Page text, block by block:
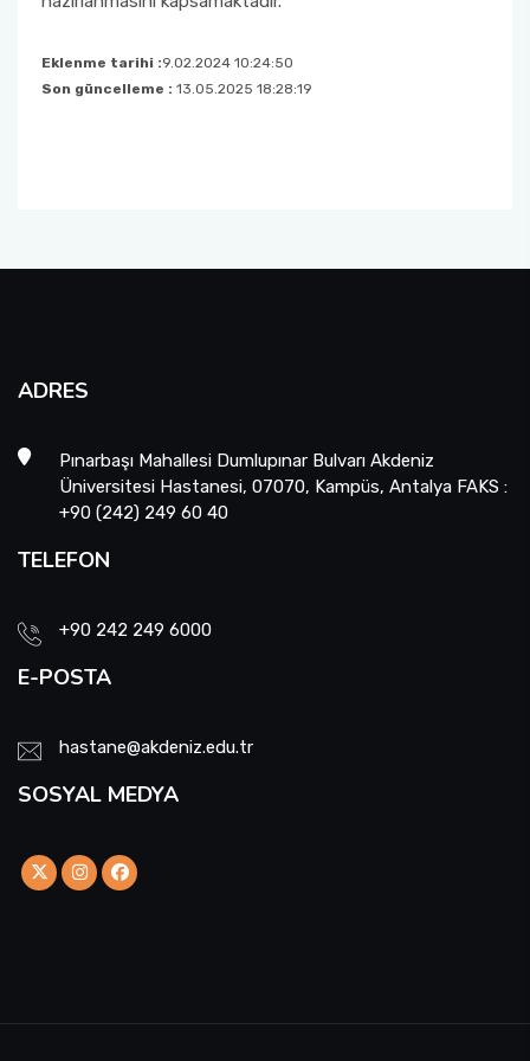
Eklenme tarihi :9.02.2024 10:24:50
Son güncelleme : 13.05.2025 18:28:19
ADRES
Pınarbaşı Mahallesi Dumlupınar Bulvarı Akdeniz
Üniversitesi Hastanesi, 07070, Kampüs, Antalya FAKS :
+90 (242) 249 60 40
TELEFON
+90 242 249 6000
E-POSTA
hastane@akdeniz.edu.tr
SOSYAL MEDYA
İç Hastalıkları
Radyasyon Onkolojisi
Radyoloji
Spor Hekimliği
Ortopedi ve Travmatoloji
Hastane Maaş Tahakkuk Müdürlüğü
Personel Müdürlüğü
Poliklinik Hizmetler Müdürlüğü
Satınalma Müdürlüğü
Sağlık Hizmetleri Müdürlüğü
Ulaştırma ve Morg Müdürlüğü